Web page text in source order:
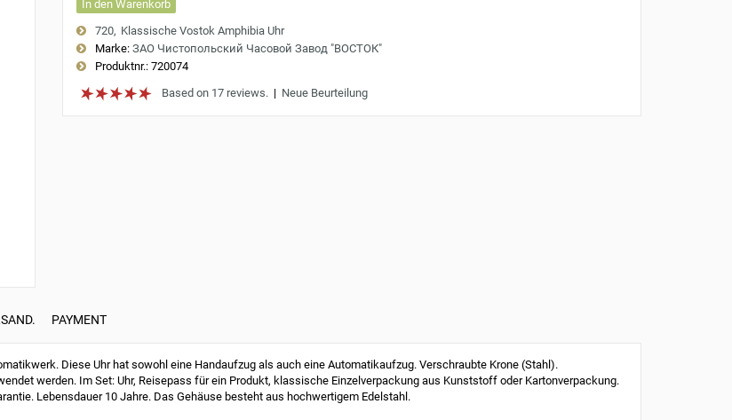
In den Warenkorb
720
Klassische Vostok Amphibia Uhr
Marke: ЗАО Чистопольский Часовой Завод "ВОСТОК"
Produktnr.:720074
Based on 17 reviews.| Neue Beurteilung
PAYMENT
Diese Uhr hat sowohl eine Handaufzug als auch eine Automatikaufzug. Verschraubte Krone (Stahl).
werden. Im Set: Uhr, Reisepass für ein Produkt, klassische Einzelverpackung aus Kunststoff oder Kartonverpackung.
Lebensdauer 10 Jahre. Das Gehäuse besteht aus hochwertigem Edelstahl.